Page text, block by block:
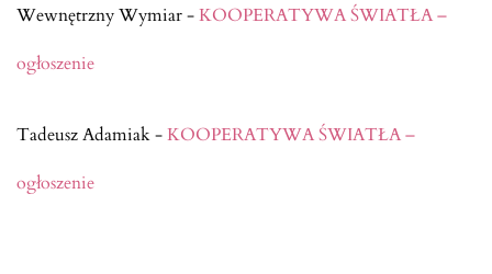
Wewnętrzny Wymiar-KOOPERATYWA ŚWIATŁA –
ogłoszenie
Tadeusz Adamiak-KOOPERATYWA ŚWIATŁA –
ogłoszenie